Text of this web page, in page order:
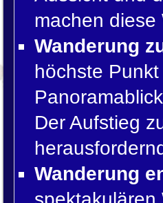
machen diese
Wanderung
höchste
Der Aufstieg
Wanderung